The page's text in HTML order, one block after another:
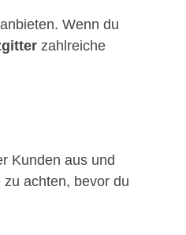
Wenn du
zahlreiche
Kunden aus und
achten, bevor du